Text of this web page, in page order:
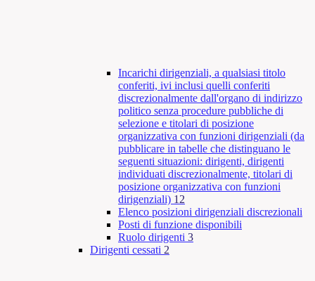
Incarichi dirigenziali, a qualsiasi titolo
conferiti, ivi inclusi quelli conferiti
discrezionalmente dall'organo di indirizzo
politico senza procedure pubbliche di
selezione e titolari di posizione
organizzativa con funzioni dirigenziali (da
pubblicare in tabelle che distinguano le
seguenti situazioni: dirigenti, dirigenti
individuati discrezionalmente, titolari di
posizione organizzativa con funzioni
dirigenziali) 12
Elenco posizioni dirigenziali discrezionali
Posti di funzione disponibili
Ruolo dirigenti 3
Dirigenti cessati 2